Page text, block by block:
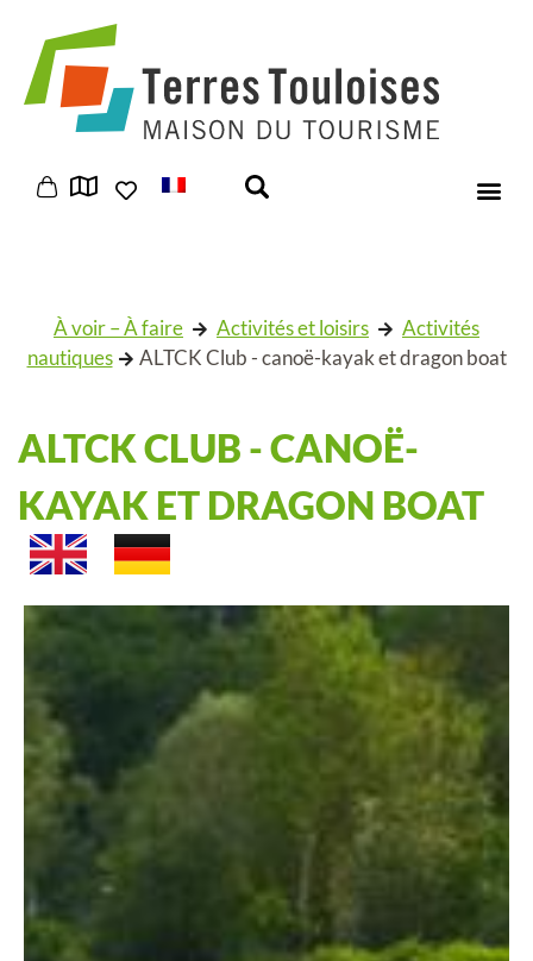
À voir – À faire Activités et loisirs
Activités
nautiques
ALTCK Club - canoë-kayak et dragon boat
ALTCK CLUB - CANOË-
KAYAK ET DRAGON BOAT